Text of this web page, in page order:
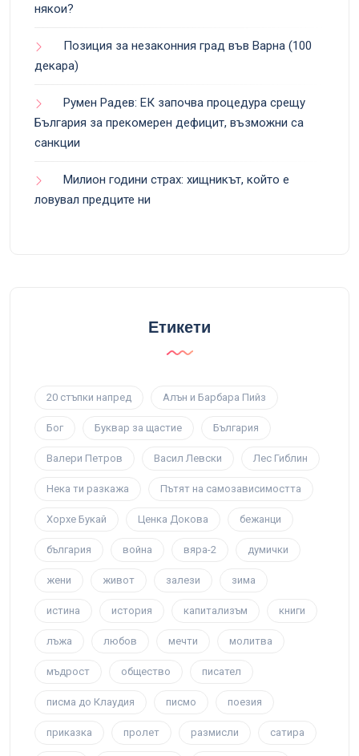
някои?
Позиция за незаконния град във Варна (100
декара)
Румен Радев: ЕК започва процедура срещу
България за прекомерен дефицит, възможни са
санкции
Милион години страх: хищникът, който е
ловувал предците ни
Етикети
20 стъпки напред Алън и Барбара Пийз
Бог Буквар за щастие България
Валери Петров Васил Левски Лес Гиблин
Нека ти разкажа Пътят на самозависимостта
Хорхе Букай Ценка Докова бежанци
българия война вяра-2 думички
жени живот залези зима
истина история капитализъм книги
лъжа любов мечти молитва
мъдрост общество писател
писма до Клаудия писмо поезия
приказка пролет размисли сатира